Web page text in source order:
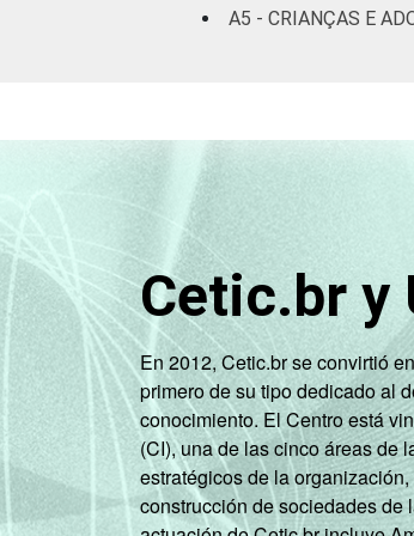
CLASSE
DOMICÍLIO COM
Fonte: CGI.br/NIC.br,
por crianças e
três meses que
A5 - CRIANÇAS E
Cetic.br y
En 2012, Cetic.br se convirtió
primero de su tipo dedicado al
conocimiento. El Centro está
(CI), una de las cinco áreas de
estratégicos de la
construcción de sociedades de